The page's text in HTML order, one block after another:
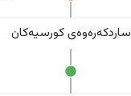
ساردکەرەوەی کورسیەکان